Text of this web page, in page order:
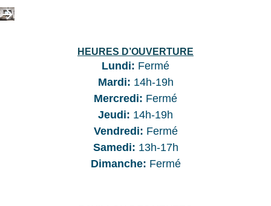
HEURES D’OUVERTURE
Lundi: Fermé
Mardi: 14h-19h
Mercredi: Fermé
Jeudi: 14h-19h
Vendredi: Fermé
Samedi: 13h-17h
Dimanche: Fermé